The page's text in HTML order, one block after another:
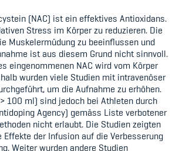
(NAC) ist ein effektives Antioxidans.
Stress im Körper zu reduzieren. Die
Muskelermüdung zu beeinflussen und
ist aus diesem Grund nicht sinnvoll.
eingenommenen NAC wird vom Körper
wurden viele Studien mit intravenöser
um die Aufnahme zu erhöhen.
100 ml) sind jedoch bei Athleten durch
Agency) gemäss Liste verbotener
nicht erlaubt. Die Studien zeigten
der Infusion auf die Verbesserung
Weiter wurden andere Studien